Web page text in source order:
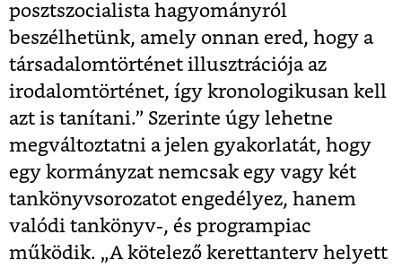
posztszocialista hagyományról
beszélhetünk, amely onnan ered, hogy a
társadalomtörténet illusztrációja az
irodalomtörténet, így kronologikusan kell
azt is tanítani.” Szerinte úgy lehetne
megváltoztatni a jelen gyakorlatát, hogy
egy kormányzat nemcsak egy vagy két
tankönyvsorozatot engedélyez, hanem
valódi tankönyv-, és programpiac
működik. „A kötelező kerettanterv helyett